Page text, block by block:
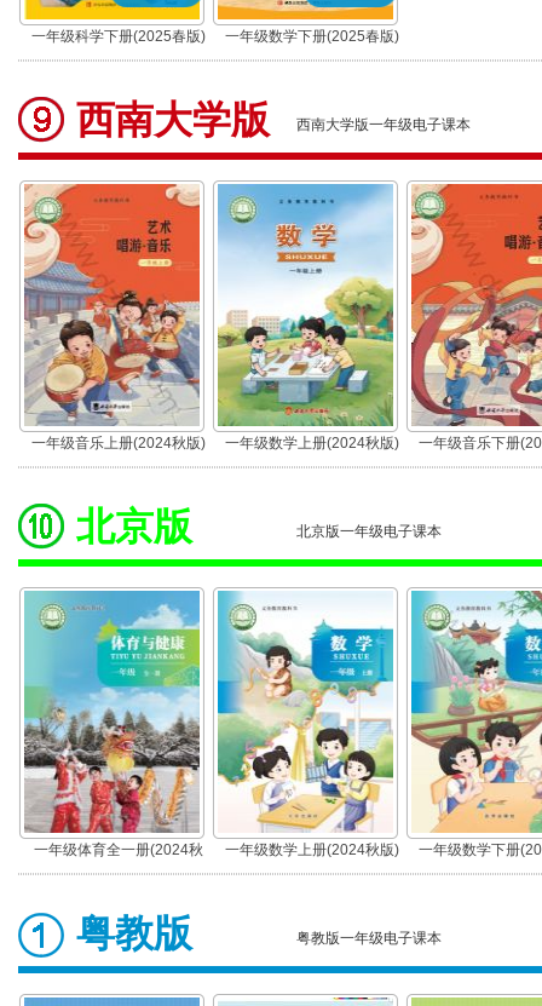
一年级科学下册(2025春版) 一年级数学下册(2025春版)
西南大学版 西南大学版一年级电子课本
一年级音乐上册(2024秋版) 一年级数学上册(2024秋版) 一年级音乐下册
北京版 北京版一年级电子课本
一年级体育全一册(2024秋
版)
一年级数学上册(2024秋版) 一年级数学下册
粤教版 粤教版一年级电子课本